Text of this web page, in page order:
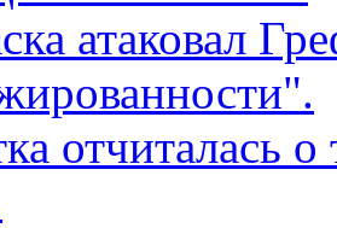
атаковал
отчиталась